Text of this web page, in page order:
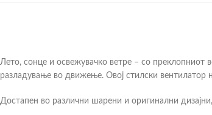
Лето, сонце и освежувачко ветре – со преклопниот
разладување во движење. Овој стилски
Достапен во различни шарени и оригинални